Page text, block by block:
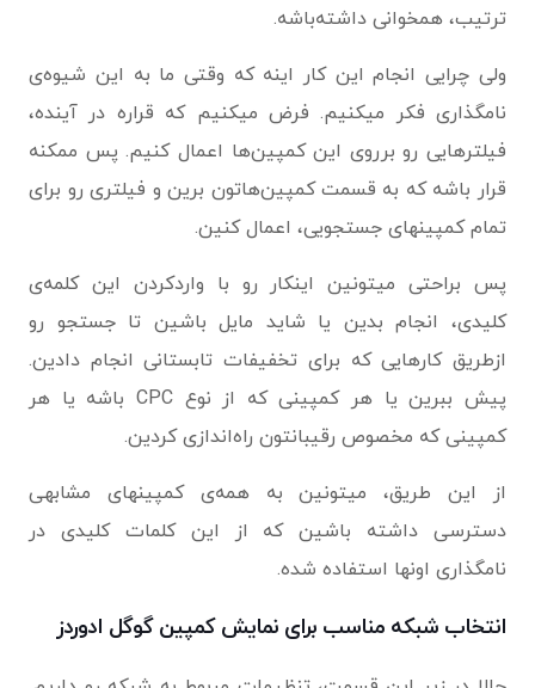
ترتیب، همخوانی داشته‌باشه.
ولی چرایی انجام این کار اینه که وقتی ما به این شیوه‌ی
نامگذاری فکر میکنیم. فرض میکنیم که قراره در آینده،
فیلترهایی رو برروی این کمپین‌ها اعمال کنیم. پس ممکنه
قرار باشه که به قسمت کمپین‌هاتون برین و فیلتری رو برای
تمام کمپینهای جستجویی، اعمال کنین.
پس براحتی میتونین اینکار رو با واردکردن این کلمه‌ی
کلیدی، انجام بدین یا شاید مایل باشین تا جستجو رو
ازطریق کارهایی که برای تخفیفات تابستانی انجام دادین.
پیش ببرین یا هر کمپینی که از نوع CPC باشه یا هر
کمپینی که مخصوص رقیبانتون راه‌اندازی کردین.
از این طریق، میتونین به همه‌ی کمپینهای مشابهی
دسترسی داشته باشین که از این کلمات کلیدی در
نامگذاری اونها استفاده شده.
انتخاب شبکه مناسب برای نمایش کمپین گوگل ادوردز